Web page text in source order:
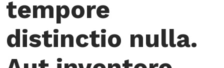
tempore
distinctio nulla.